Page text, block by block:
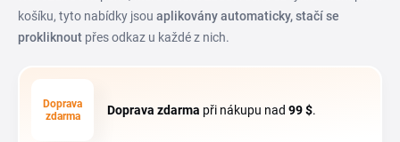
košíku, tyto nabídky jsou aplikovány automaticky, stačí se
prokliknout přes odkaz u každé z nich.
Doprava
zdarma
Doprava zdarma při nákupu nad 99 $.